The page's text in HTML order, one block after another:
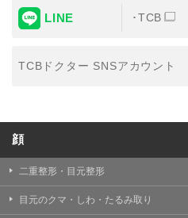
【外部委託について】
おいて、取得情報の取扱いの
務委託先に委託することがあ
TCBグループは、個人情報
められる場合を除き、患者様
ん。
LINE TCB
TCBドクター SNSアカウント
顔
二重整形・目元整形
目元のクマ・しわ・たるみ取り